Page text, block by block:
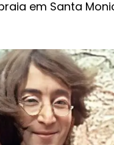
em Santa